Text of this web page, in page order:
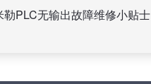
勒PLC无输出故障维修小贴士